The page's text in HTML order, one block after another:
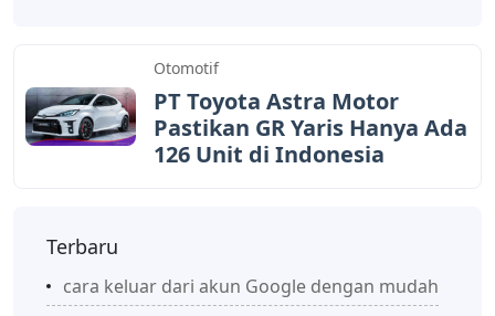
Otomotif
PT Toyota Astra Motor
Pastikan GR Yaris Hanya Ada
126 Unit di Indonesia
Terbaru
cara keluar dari akun Google dengan mudah